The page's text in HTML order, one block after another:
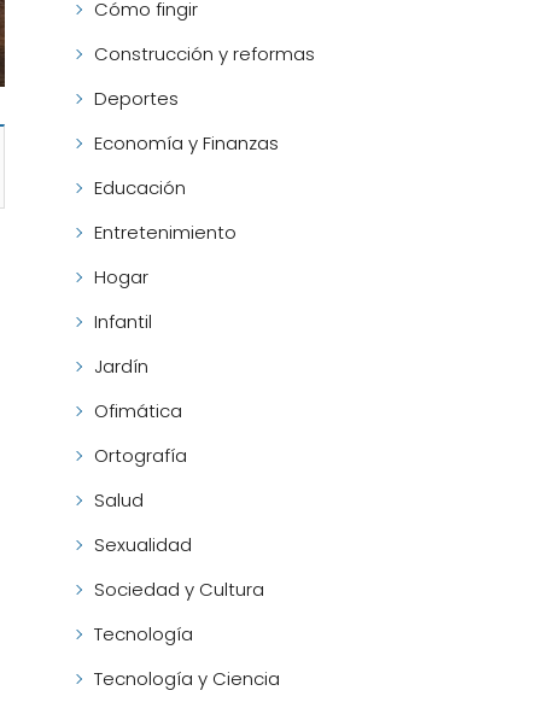
Cómo fingir
Construcción y reformas
Deportes
Economía y Finanzas
Educación
Entretenimiento
Hogar
Infantil
Jardín
Ofimática
Ortografía
Salud
Sexualidad
Sociedad y Cultura
Tecnología
Tecnología y Ciencia